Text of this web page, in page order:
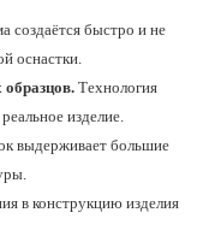
создаётся быстро и не
оснастки.
Технология
изделие.
выдерживает большие
в конструкцию изделия